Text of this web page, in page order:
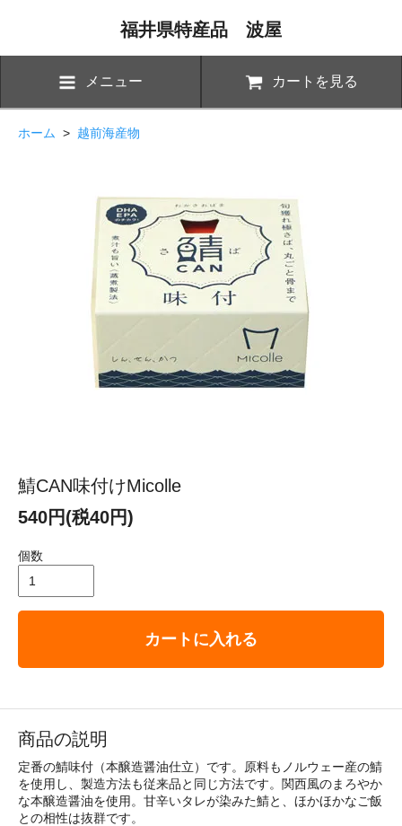
福井県特産品 波屋
メニュー カートを見る
ホーム > 越前海産物
鯖CAN味付けMicolle
540円(税40円)
個数
カートに入れる
商品の説明
定番の鯖味付（本醸造醤油仕立）です。原料もノルウェー産の鯖
を使用し、製造方法も従来品と同じ方法です。関西風のまろやか
な本醸造醤油を使用。甘辛いタレが染みた鯖と、ほかほかなご飯
との相性は抜群です。